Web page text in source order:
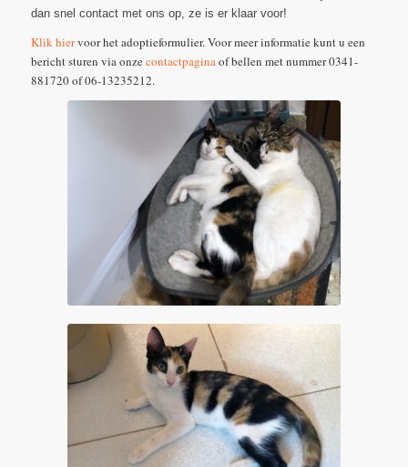
dan snel contact met ons op, ze is er klaar voor!
Klik hiervoor het adoptieformulier. Voor meer informatie kunt u een
bericht sturen via onzecontactpaginaof bellen met nummer 0341-
881720 of 06-13235212.